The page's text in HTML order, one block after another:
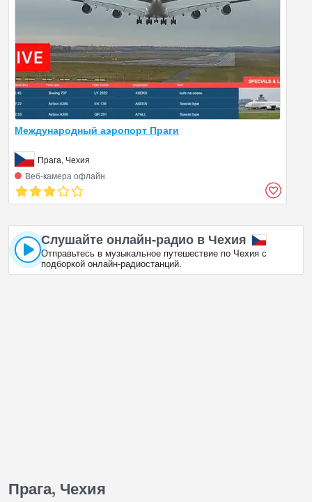
Международный аэропорт Праги
Прага, Чехия
Веб‑камера офлайн
Слушайте онлайн‑радио в Чехия
Отправьтесь в музыкальное путешествие по Чехия с
подборкой онлайн‑радиостанций.
Прага, Чехия